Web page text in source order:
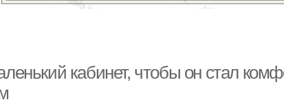
кабинет, чтобы он стал